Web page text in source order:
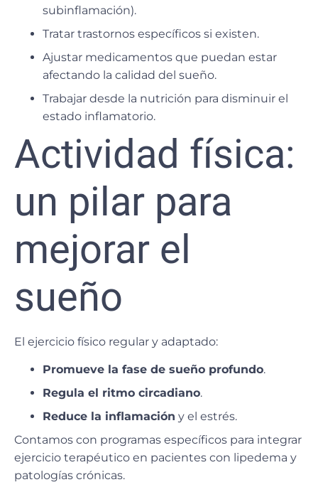
subinflamación).
Tratar trastornos específicos si existen.
Ajustar medicamentos que puedan estar
afectando la calidad del sueño.
Trabajar desde la nutrición para disminuir el
estado inflamatorio.
Actividad física:
un pilar para
mejorar el
sueño
El ejercicio físico regular y adaptado:
Promueve la fase de sueño profundo.
Regula el ritmo circadiano.
Reduce la inflamación y el estrés.
Contamos con programas específicos para integrar
ejercicio terapéutico en pacientes con lipedema y
patologías crónicas.